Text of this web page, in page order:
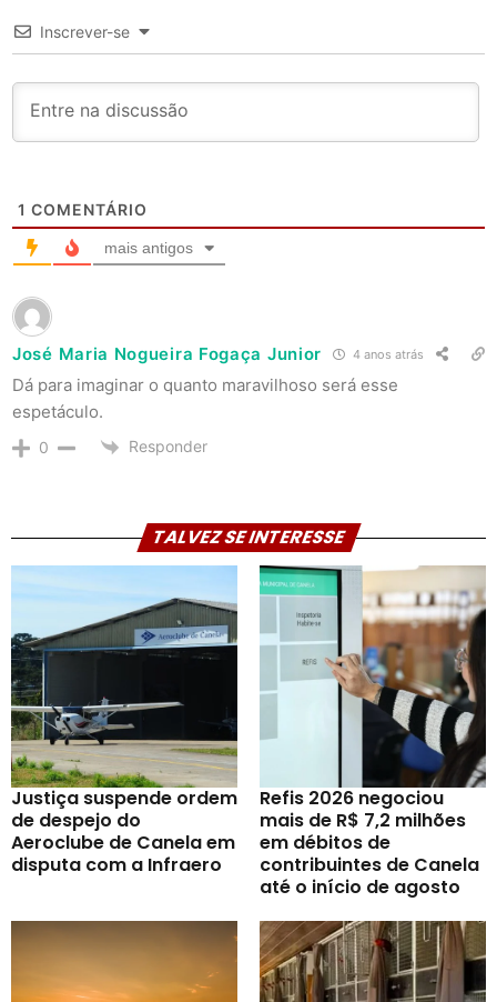
Inscrever-se
1 COMENTÁRIO
mais antigos
José Maria Nogueira Fogaça Junior 4 anos atrás
Dá para imaginar o quanto maravilhoso será esse
espetáculo.
0 Responder
TALVEZ SE INTERESSE
Justiça suspende ordem
de despejo do
Aeroclube de Canela em
disputa com a Infraero
Refis 2026 negociou
mais de R$ 7,2 milhões
em débitos de
contribuintes de Canela
até o início de agosto